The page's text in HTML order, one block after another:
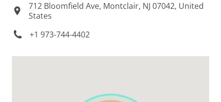
712 Bloomfield Ave, Montclair, NJ 07042, United
States
+1 973-744-4402